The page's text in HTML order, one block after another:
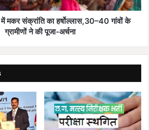
में मकर संक्रांति का हर्षोल्लास,30–40 गांवों के
ग्रामीणों ने की पूजा-अर्चना